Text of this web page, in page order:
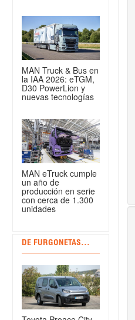
MAN Truck & Bus en
la IAA 2026: eTGM,
D30 PowerLion y
nuevas tecnologías
MAN eTruck cumple
un año de
producción en serie
con cerca de 1.300
unidades
DE FURGONETAS...